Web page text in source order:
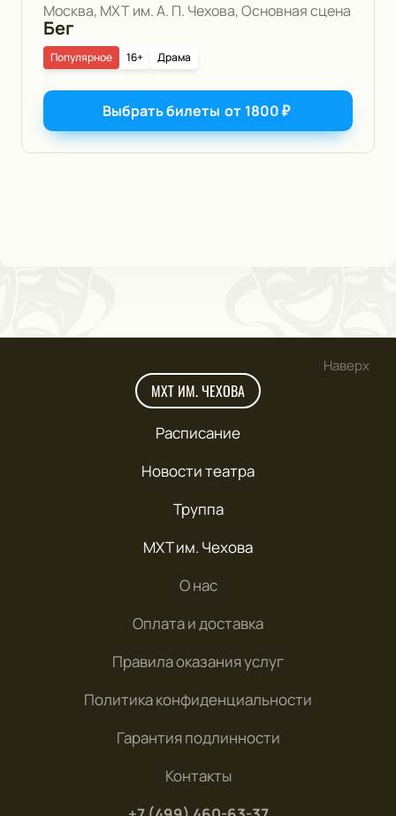
Москва, МХТ им. А. П. Чехова, Основная сцена
Бег
16+ Драма
Популярное
Выбрать билеты от 1800₽
Наверх
МХТ ИМ. ЧЕХОВА
Расписание
Новости театра
Труппа
МХТ им. Чехова
О нас
Оплата и доставка
Правила оказания услуг
Политика конфиденциальности
Гарантия подлинности
Контакты